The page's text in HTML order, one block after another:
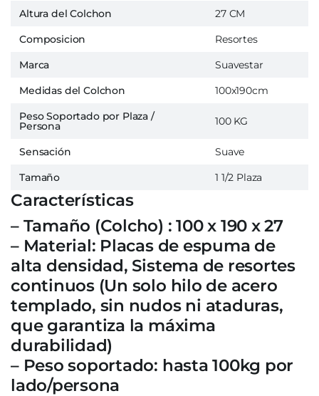
Altura del Colchon
27 CM
Composicion
Resortes
Marca
Suavestar
Medidas del Colchon
100x190cm
Peso Soportado por Plaza /
Persona 100 KG
Sensación
Suave
Tamaño
1 1/2 Plaza
Características
– Tamaño (Colcho) : 100 x 190 x 27
– Material: Placas de espuma de
alta densidad, Sistema de resortes
continuos (Un solo hilo de acero
templado, sin nudos ni ataduras,
que garantiza la máxima
durabilidad)
– Peso soportado: hasta 100kg por
lado/persona